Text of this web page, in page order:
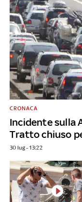
Incidente sulla
Tratto chiuso
CRONACA
30 lug - 13:22